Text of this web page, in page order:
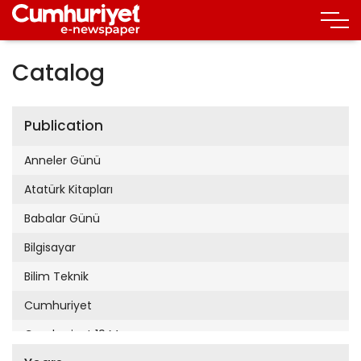
Catalog
Publication
Anneler Günü
Atatürk Kitapları
Babalar Günü
Bilgisayar
Bilim Teknik
Cumhuriyet
Cumhuriyet 19 Mayıs